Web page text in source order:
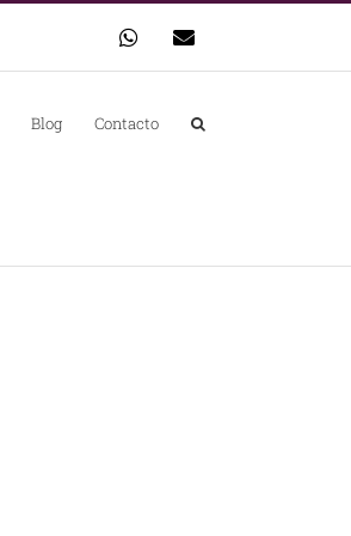
WhatsAppCorreo
electrónico
Blog Contacto